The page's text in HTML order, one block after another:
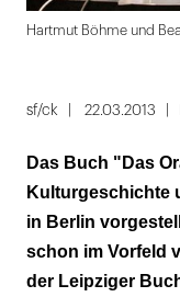
Hartmut Böhme und
1
3
sf/ck 22.03.2013
Das Buch "Das
Kulturgeschichte
in Berlin
schon im Vorfeld
der Leipziger